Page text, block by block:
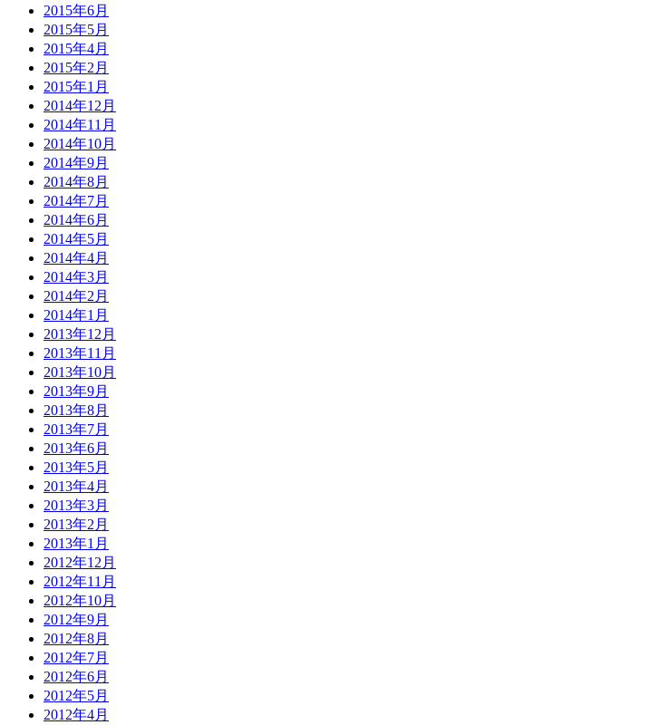
2015年6月
2015年5月
2015年4月
2015年2月
2015年1月
2014年12月
2014年11月
2014年10月
2014年9月
2014年8月
2014年7月
2014年6月
2014年5月
2014年4月
2014年3月
2014年2月
2014年1月
2013年12月
2013年11月
2013年10月
2013年9月
2013年8月
2013年7月
2013年6月
2013年5月
2013年4月
2013年3月
2013年2月
2013年1月
2012年12月
2012年11月
2012年10月
2012年9月
2012年8月
2012年7月
2012年6月
2012年5月
2012年4月